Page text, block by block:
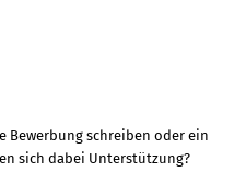
Bewerbung schreiben oder ein
sich dabei Unterstützung?